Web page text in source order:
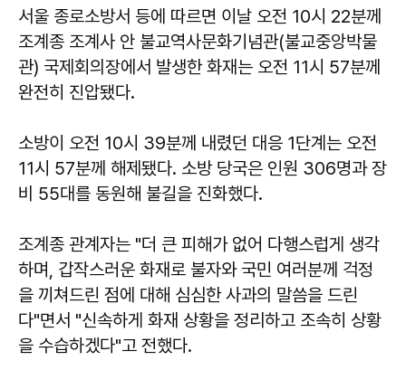
서울 종로소방서 등에 따르면 이날 오전 10시 22분께
조계종 조계사 안 불교역사문화기념관(불교중앙박물
관) 국제회의장에서 발생한 화재는 오전 11시 57분께
완전히 진압됐다.
소방이 오전 10시 39분께 내렸던 대응 1단계는 오전
11시 57분께 해제됐다. 소방 당국은 인원 306명과 장
비 55대를 동원해 불길을 진화했다.
조계종 관계자는 "더 큰 피해가 없어 다행스럽게 생각
하며, 갑작스러운 화재로 불자와 국민 여러분께 걱정
을 끼쳐드린 점에 대해 심심한 사과의 말씀을 드린
다"면서 "신속하게 화재 상황을 정리하고 조속히 상황
을 수습하겠다"고 전했다.